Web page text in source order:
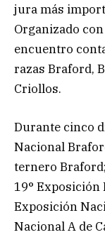
jura más
Organizado
encuentro
razas Braford,
Criollos.
Durante cinco
Nacional
ternero
19° Exposición
Exposición
Nacional A de